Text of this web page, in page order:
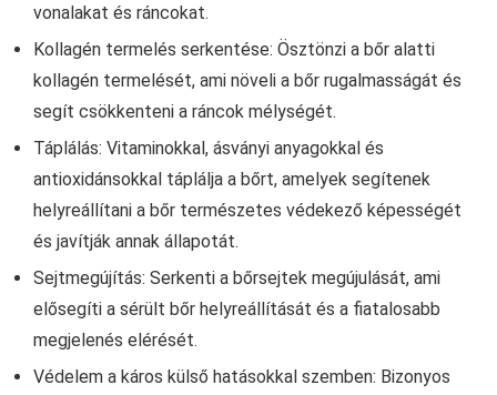
vonalakat és ráncokat.
Kollagén termelés serkentése: Ösztönzi a bőr alatti
kollagén termelését, ami növeli a bőr rugalmasságát és
segít csökkenteni a ráncok mélységét.
Táplálás: Vitaminokkal, ásványi anyagokkal és
antioxidánsokkal táplálja a bőrt, amelyek segítenek
helyreállítani a bőr természetes védekező képességét
és javítják annak állapotát.
Sejtmegújítás: Serkenti a bőrsejtek megújulását, ami
elősegíti a sérült bőr helyreállítását és a fiatalosabb
megjelenés elérését.
Védelem a káros külső hatásokkal szemben: Bizonyos